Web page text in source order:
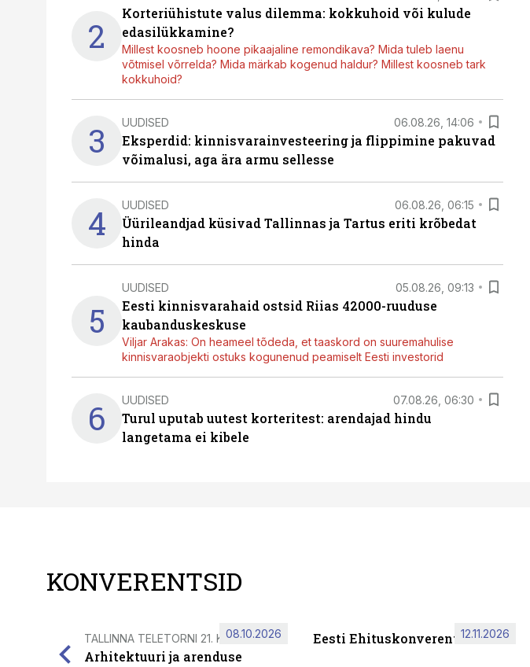
2
Korteriühistute valus dilemma: kokkuhoid või kulude
edasilükkamine?
Millest koosneb hoone pikaajaline remondikava? Mida tuleb laenu
võtmisel võrrelda? Mida märkab kogenud haldur? Millest koosneb tark
kokkuhoid?
3 UUDISED 06.08.26, 14:06
Eksperdid: kinnisvarainvesteering ja flippimine pakuvad
võimalusi, aga ära armu sellesse
4 UUDISED 06.08.26, 06:15
Üürileandjad küsivad Tallinnas ja Tartus eriti krõbedat
hinda
5
UUDISED 05.08.26, 09:13
Eesti kinnisvarahaid ostsid Riias 42000-ruuduse
kaubanduskeskuse
Viljar Arakas: On heameel tõdeda, et taaskord on suuremahulise
kinnisvaraobjekti ostuks kogunenud peamiselt Eesti investorid
6 UUDISED 07.08.26, 06:30
Turul uputab uutest korteritest: arendajad hindu
langetama ei kibele
KONVERENTSID
TALLINNA TELETORNI 21. KORRUSEL
Arhitektuuri ja arenduse
08.10.2026 Eesti Ehituskonverents 2026
12.11.2026